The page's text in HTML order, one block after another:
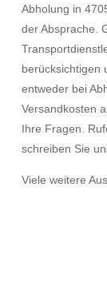
Abholung in
der Absprache.
berücksichtigen
entweder bei
Versandkosten
Ihre Fragen.
schreiben Sie
Viele weitere